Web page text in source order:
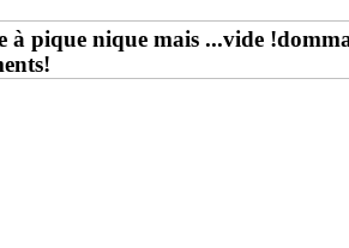
à pique nique mais ...vide